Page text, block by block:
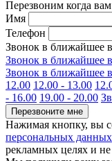
Перезвоним когда
Имя
Телефон
Звонок в ближайшее
Звонок в ближайшее
Звонок в ближайшее
12.00 12.00 - 13.00
- 16.00 19.00 - 20.00
Перезвоните мне
Нажимая кнопку, вы
персональных данных
рекламных целях и